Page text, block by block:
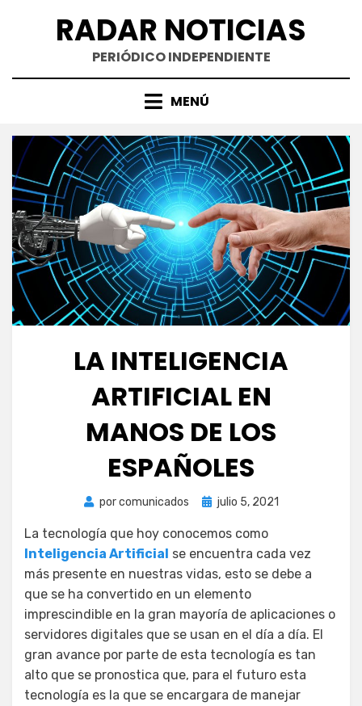
RADAR NOTICIAS
PERIÓDICO INDEPENDIENTE
MENÚ
LA INTELIGENCIA
ARTIFICIAL EN
MANOS DE LOS
ESPAÑOLES
porcomunicados
Publicada
julio 5, 2021
La tecnología que hoy conocemos como
Inteligencia Artificial se encuentra cada vez
más presente en nuestras vidas, esto se debe a
que se ha convertido en un elemento
imprescindible en la gran mayoría de aplicaciones o
servidores digitales que se usan en el día a día. El
gran avance por parte de esta tecnología es tan
alto que se pronostica que, para el futuro esta
tecnología es la que se encargara de manejar